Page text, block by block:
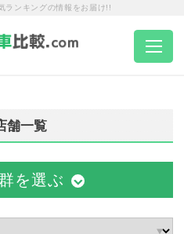
ランキングの情報をお届け!!
舗一覧
を選ぶ